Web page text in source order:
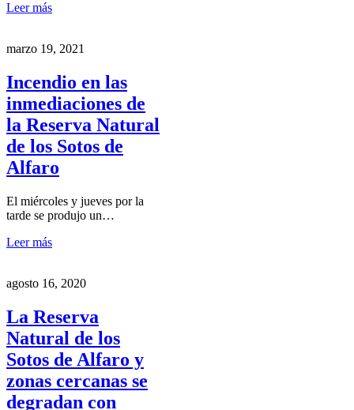
Leer más
marzo 19, 2021
Incendio en las
inmediaciones de
la Reserva Natural
de los Sotos de
Alfaro
El miércoles y jueves por la
tarde se produjo un…
Leer más
agosto 16, 2020
La Reserva
Natural de los
Sotos de Alfaro y
zonas cercanas se
degradan con